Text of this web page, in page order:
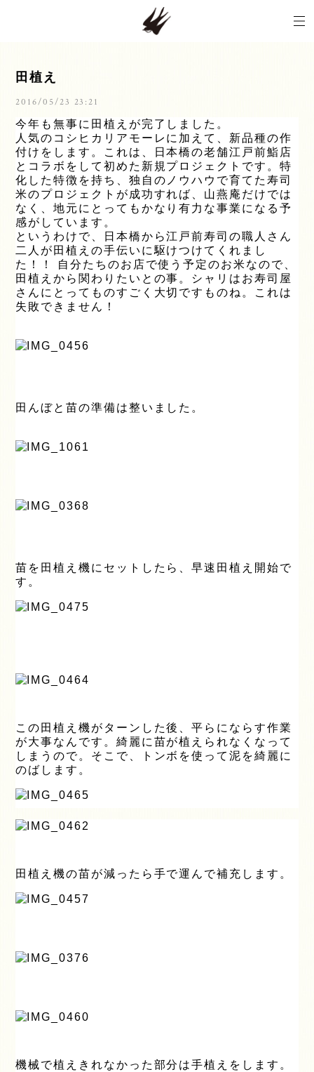
田植え
2016/05/23 23:21
今年も無事に田植えが完了しました。
人気のコシヒカリアモーレに加えて、新品種の作
付けをします。これは、日本橋の老舗江戸前鮨店
とコラボをして初めた新規プロジェクトです。特
化した特徴を持ち、独自のノウハウで育てた寿司
米のプロジェクトが成功すれば、山燕庵だけでは
なく、地元にとってもかなり有力な事業になる予
感がしています。
というわけで、日本橋から江戸前寿司の職人さん
二人が田植えの手伝いに駆けつけてくれまし
た！！ 自分たちのお店で使う予定のお米なので、
田植えから関わりたいとの事。シャリはお寿司屋
さんにとってものすごく大切ですものね。これは
失敗できません！
田んぼと苗の準備は整いました。
苗を田植え機にセットしたら、早速田植え開始で
す。
この田植え機がターンした後、平らにならす作業
が大事なんです。綺麗に苗が植えられなくなって
しまうので。そこで、トンボを使って泥を綺麗に
のばします。
田植え機の苗が減ったら手で運んで補充します。
機械で植えきれなかった部分は手植えをします。